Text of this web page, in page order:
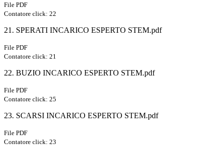
File PDF
Contatore click: 22
21. SPERATI INCARICO ESPERTO STEM.pdf
File PDF
Contatore click: 21
22. BUZIO INCARICO ESPERTO STEM.pdf
File PDF
Contatore click: 25
23. SCARSI INCARICO ESPERTO STEM.pdf
File PDF
Contatore click: 23